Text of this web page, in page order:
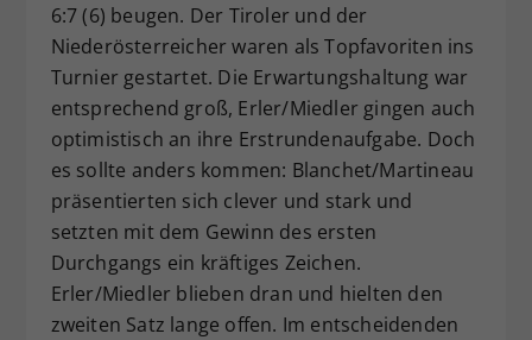
6:7 (6) beugen. Der Tiroler und der
Niederösterreicher waren als Topfavoriten ins
Turnier gestartet. Die Erwartungshaltung war
entsprechend groß, Erler/Miedler gingen auch
optimistisch an ihre Erstrundenaufgabe. Doch
es sollte anders kommen: Blanchet/Martineau
präsentierten sich clever und stark und
setzten mit dem Gewinn des ersten
Durchgangs ein kräftiges Zeichen.
Erler/Miedler blieben dran und hielten den
zweiten Satz lange offen. Im entscheidenden